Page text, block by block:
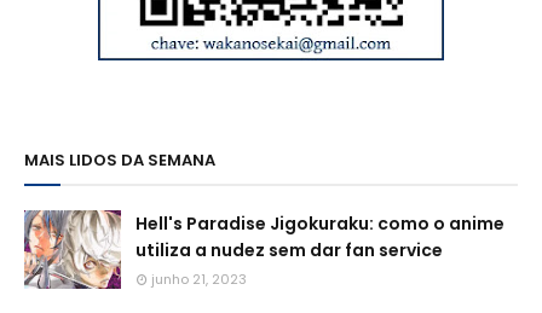
MAIS LIDOS DA SEMANA
Hell's Paradise Jigokuraku: como o anime
utiliza a nudez sem dar fan service
junho 21, 2023